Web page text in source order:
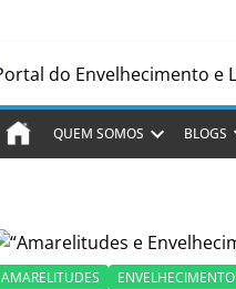
QUEM SOMOS BLOGS
AMARELITUDES ENVELHECIMENTO